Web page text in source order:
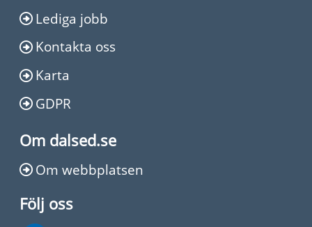
Lediga jobb
Kontakta oss
Karta
GDPR
Om dalsed.se
Om webbplatsen
Följ oss